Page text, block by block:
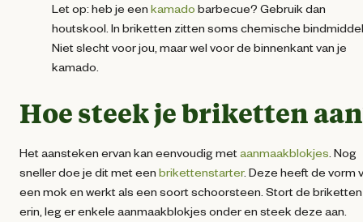
Let op: heb je een kamado barbecue? Gebruik dan
houtskool. In briketten zitten soms chemische
Niet slecht voor jou, maar wel voor de binnenkant van je
kamado.
Hoe steek je briketten
Het aansteken ervan kan eenvoudig met aanmaakblokjes . Nog
sneller doe je dit met een brikettenstarter. Deze heeft de vorm
een mok en werkt als een soort schoorsteen. Stort de briketten
erin, leg er enkele aanmaakblokjes onder en steek deze aan.